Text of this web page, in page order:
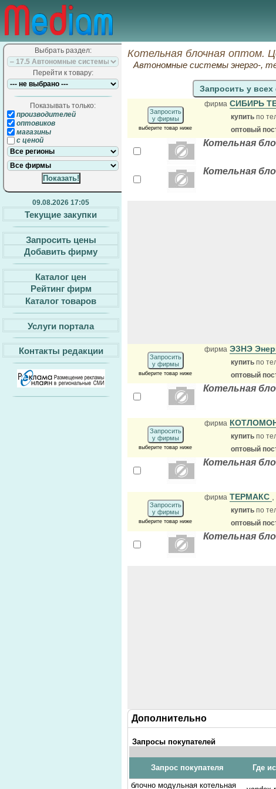
Выбрать раздел:
Перейти к товару:
Показывать только:
производителей
оптовиков
магазины
с ценой
09.08.2026 17:05
Текущие закупки
Запросить цены
Добавить фирму
Каталог цен
Рейтинг фирм
Каталог товаров
Услуги портала
Контакты редакции
Котельная блочная оптом.
Автономные системы энерго-,
Запросить у
Запросить
у фирмы
выберите товар ниже
фирма СИБИРЬ
купить по
оптовый
Котельная
Котельная
Запросить
у фирмы
выберите товар ниже
фирма ЭЗНЭ
купить по
оптовый
Котельная
Запросить
у фирмы
выберите товар ниже
фирма
купить по
оптовый
Котельная
Запросить
у фирмы
выберите товар ниже
фирма ТЕРМАКС
купить по
оптовый
Котельная
Дополнительно
Запросы покупателей
Запрос покупателя Где
блочно модульная котельная